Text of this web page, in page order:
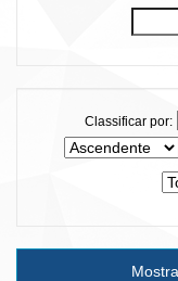
Classificar por: